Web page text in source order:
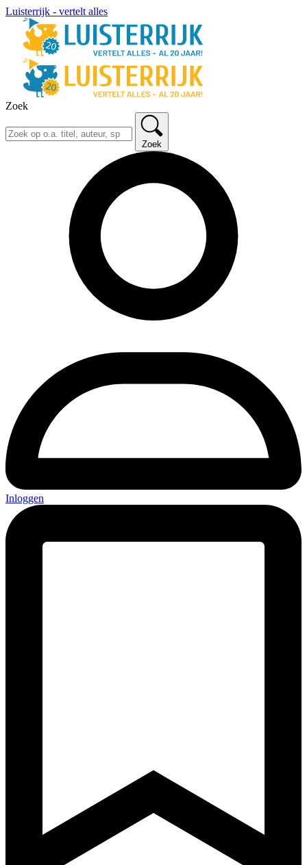
Luisterrijk - vertelt alles
Zoek
Zoek
Inloggen